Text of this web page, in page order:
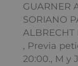
GUARNER
SORIANO
, Previa
20:00., M y